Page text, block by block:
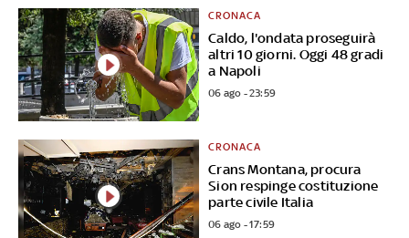
Caldo, l'ondata proseguirà
altri 10 giorni. Oggi 48 gradi
a Napoli
CRONACA
06 ago - 23:59
Crans Montana, procura
Sion respinge costituzione
parte civile Italia
CRONACA
06 ago - 17:59